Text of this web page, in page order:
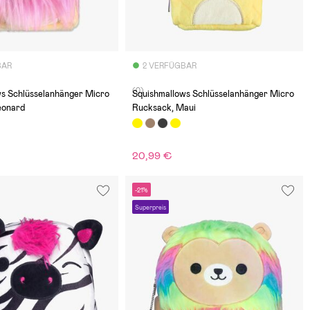
Schlüsselanhänger Micro
2 VERFÜGBAR
(0)
Squishmallows Schlüsselanhänger Micro
Rucksack, Maui
20,99 €
-21%
Superpreis